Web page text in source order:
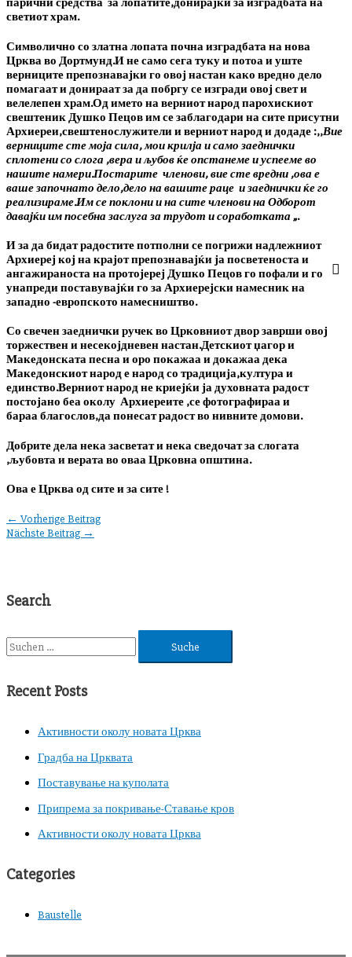
светиот храм.
Символично со златна лопата почна изградбата на нова
Црква во Дортмунд.И не само сега туку и потоа и уште
верниците препознавајки го овој настан како вредно дело
помагаат и донираат за да побргу се изгради овој свет и
велелепен храм.Од името на верниот народ парохискиот
свештеник Душко Пецов им се заблагодари на сите присутни
Архиереи,свештенослужители и верниот народ и додаде :,,Вие
верниците сте моја сила, мои крилја и само заеднички
сплотени со слога ,вера и љубов ќе опстанеме и успееме во
нашите намери.Постарите членови, вие сте вредни ,ова е
ваше започнато дело,дело на вашите раце и заеднички ќе го
реализираме.Им се поклони и на сите членови на Одборот
давајќи им посебна заслуга за трудот и соработката „.
И за да бидат радостите потполни се погрижи надлежниот
Архиереј кој на крајот препознавајќи ја посветеноста и
ангажираноста на протојереј Душко Пецов го пофали и го
унапреди поставувајќи го за Архиерејски намесник на
западно -европското намесништво.
Со свечен заеднички ручек во Црковниот двор заврши овој
торжествен и несекојдневен настан.Детскиот џагор и
Македонската песна и оро покажаа и докажаа дека
Македонскиот народ е народ со традиција,култура и
единство.Верниот народ не криејќи ја духовната радост
постојано беа околу Архиереите ,се фотографираа и
бараа благослов,да понесат радост во нивните домови.
Добрите дела нека засветат и нека сведочат за слогата
,љубовта и верата во оваа Црковна општина.
Ова е Црква од сите и за сите !
← Vorherige Beitrag
Nächste Beitrag →
Search
S
c
:
Recent Posts
Активности околу новата Црква
Градба на Црквата
Поставување на куполата
Припрема за покривање-Ставање кров
Активности околу новата Црква
Categories
Baustelle